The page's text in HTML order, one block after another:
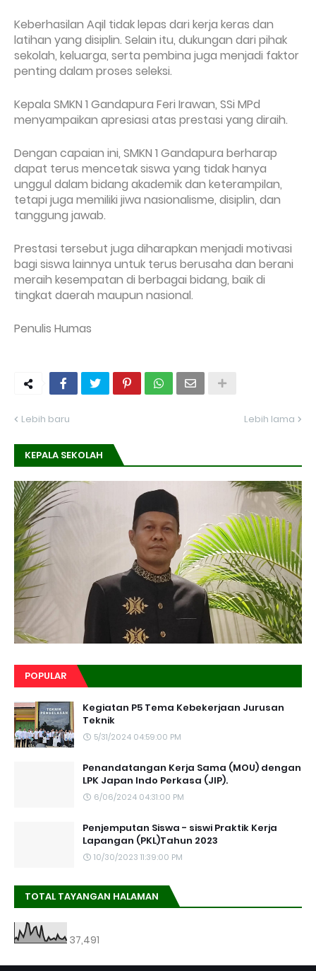
Keberhasilan Aqil tidak lepas dari kerja keras dan
latihan yang disiplin. Selain itu, dukungan dari pihak
sekolah, keluarga, serta pembina juga menjadi faktor
penting dalam proses seleksi.
Kepala SMKN 1 Gandapura Feri Irawan, SSi MPd
menyampaikan apresiasi atas prestasi yang diraih.
Dengan capaian ini, SMKN 1 Gandapura berharap
dapat terus mencetak siswa yang tidak hanya
unggul dalam bidang akademik dan keterampilan,
tetapi juga memiliki jiwa nasionalisme, disiplin, dan
tanggung jawab.
Prestasi tersebut juga diharapkan menjadi motivasi
bagi siswa lainnya untuk terus berusaha dan berani
meraih kesempatan di berbagai bidang, baik di
tingkat daerah maupun nasional.
Penulis Humas
Lebih baru Lebih lama
KEPALA SEKOLAH
POPULAR
Kegiatan P5 Tema Kebekerjaan Jurusan
Teknik
5/31/2024 04:59:00 PM
Penandatangan Kerja Sama (MOU) dengan
LPK Japan Indo Perkasa (JIP).
6/06/2024 04:31:00 PM
Penjemputan Siswa - siswi Praktik Kerja
Lapangan (PKL)Tahun 2023
10/30/2023 11:39:00 PM
TOTAL TAYANGAN HALAMAN
37,491